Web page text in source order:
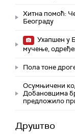
Хитна помоћ:
Београду
Ухапшен у
мучење,
Пола тоне
Осумњичени
Добановцима
предложило
Друштво